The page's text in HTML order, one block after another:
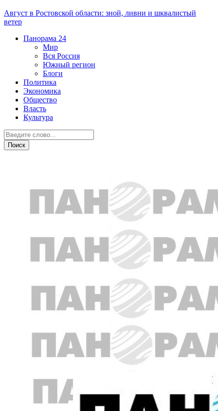
Август в Ростовской области: зной, ливни и шквалистый
ветер
Панорама 24
Мир
Вся Россия
Южный регион
Блоги
Политика
Экономика
Общество
Власть
Культура